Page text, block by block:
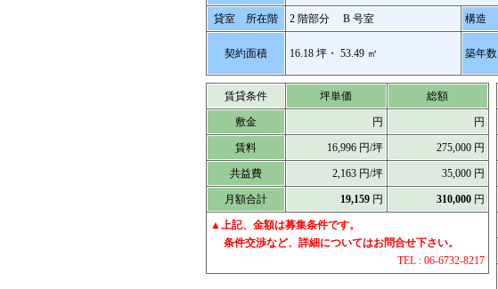
貸室 所在階 2 階部分 B 号室 構造
契約面積 16.18 坪・ 53.49 ㎡ 築年数
賃貸条件 坪単価 総額
敷金 円 円
賃料 16,996 円/坪 275,000 円
共益費 2,163 円/坪 35,000 円
月額合計 19,159円 310,000円
▲上記、金額は募集条件です。
条件交渉など、詳細についてはお問合せ下さい。
TEL : 06-6732-8217